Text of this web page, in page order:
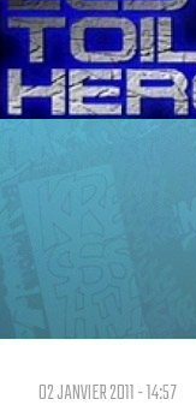
02 JANVIER 2011 - 14:57